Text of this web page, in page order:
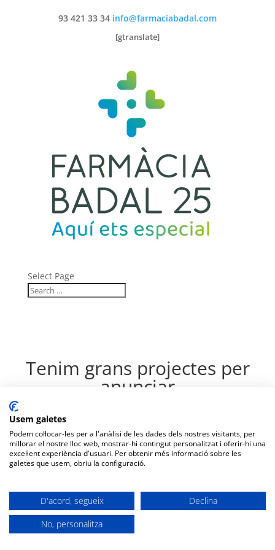
93 421 33 34 info@farmaciabadal.com
[gtranslate]
Select Page
Tenim grans projectes per
anunciar
S'acosta quelcom important! La nostra botiga està en obres i
obrirà aviat!
Usem galetes
Podem col·locar-les per a l'anàlisi de les dades dels nostres visitants, per
millorar el nostre lloc web, mostrar-hi contingut personalitzat i oferir-hi una
excel·lent experiència d'usuari. Per obtenir més informació sobre les
galetes que usem, obriu la configuració.
D'acord, segueix
Declina
No, personalitza